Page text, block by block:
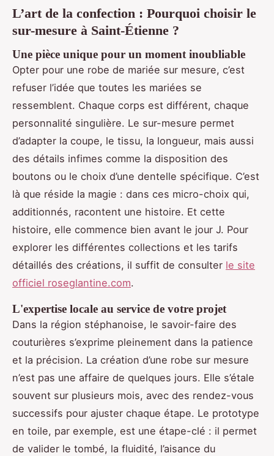
L’art de la confection : Pourquoi choisir le
sur-mesure à Saint-Étienne ?
Une pièce unique pour un moment inoubliable
Opter pour une robe de mariée sur mesure, c’est
refuser l’idée que toutes les mariées se
ressemblent. Chaque corps est différent, chaque
personnalité singulière. Le sur-mesure permet
d’adapter la coupe, le tissu, la longueur, mais aussi
des détails infimes comme la disposition des
boutons ou le choix d’une dentelle spécifique. C’est
là que réside la magie : dans ces micro-choix qui,
additionnés, racontent une histoire. Et cette
histoire, elle commence bien avant le jour J. Pour
explorer les différentes collections et les tarifs
détaillés des créations, il suffit de consulter le site
officiel roseglantine.com.
L'expertise locale au service de votre projet
Dans la région stéphanoise, le savoir-faire des
couturières s’exprime pleinement dans la patience
et la précision. La création d’une robe sur mesure
n’est pas une affaire de quelques jours. Elle s’étale
souvent sur plusieurs mois, avec des rendez-vous
successifs pour ajuster chaque étape. Le prototype
en toile, par exemple, est une étape-clé : il permet
de valider le tombé, la fluidité, l’aisance du